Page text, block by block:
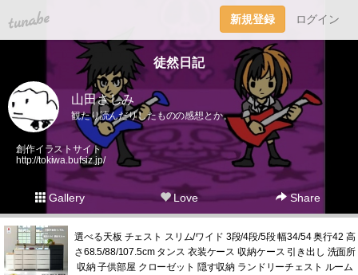
tuna.be 新規登録 ログイン
徒然日記
山田さしみ
観たり読んだりしたものの感想とか。
創作イラストサイト
http://tokiwa.bufsiz.jp/
Gallery Love Share
選べる天板 チェスト スリム/ワイド 3段/4段/5段 幅34/54 奥行42 高
さ68.5/88/107.5cm タンス 衣装ケース 収納ケース 引き出し 洗面所
収納 子供部屋 クローゼット 隠す収納 ランドリーチェスト ルーム